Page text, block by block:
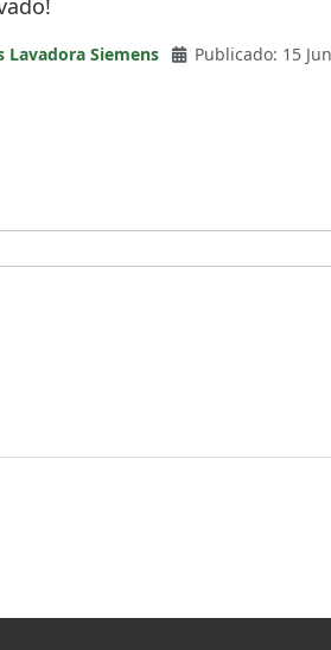
Lavadora Siemens Publicado: 15